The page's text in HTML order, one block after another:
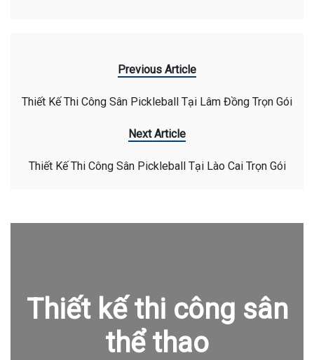
Previous Article
Thiết Kế Thi Công Sân Pickleball Tại Lâm Đồng Trọn Gói
Next Article
Thiết Kế Thi Công Sân Pickleball Tại Lào Cai Trọn Gói
Thiết kế thi công sân
thể thao